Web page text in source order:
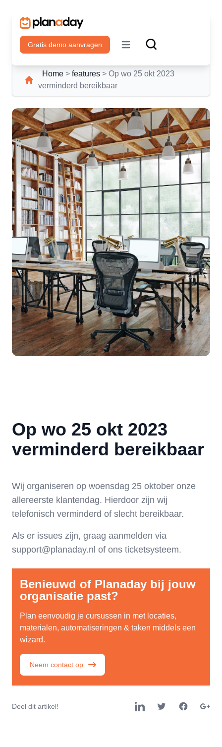
Gratis demo aanvragen
Open main menu
Home > features > Op wo 25 okt 2023
verminderd bereikbaar
Op wo 25 okt 2023
verminderd bereikbaar
Wij organiseren op woensdag 25 oktober onze
allereerste klantendag. Hierdoor zijn wij
telefonisch verminderd of slecht bereikbaar.
Als er issues zijn, graag aanmelden via
support@planaday.nl of ons ticketsysteem.
Benieuwd of Planaday bij jouw
organisatie past?
Plan eenvoudig je cursussen in met locaties,
materialen, automatiseringen & taken middels een
wizard.
Neem contact op
Deel dit artikel!